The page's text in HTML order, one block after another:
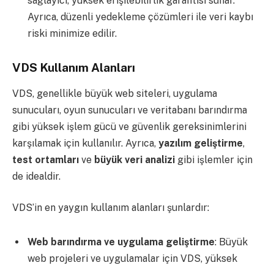
Ayrıca, düzenli yedekleme çözümleri ile veri kaybı
riski minimize edilir.
VDS Kullanım Alanları
VDS, genellikle büyük web siteleri, uygulama
sunucuları, oyun sunucuları ve veritabanı barındırma
gibi yüksek işlem gücü ve güvenlik gereksinimlerini
karşılamak için kullanılır. Ayrıca, yazılım geliştirme,
test ortamları ve büyük veri analizi gibi işlemler için
de idealdir.
VDS’in en yaygın kullanım alanları şunlardır:
Web barındırma ve uygulama geliştirme: Büyük
web projeleri ve uygulamalar için VDS, yüksek